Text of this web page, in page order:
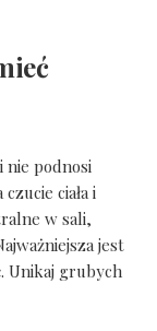
nie podnosi
ciała i
w sali,
jest
Unikaj grubych